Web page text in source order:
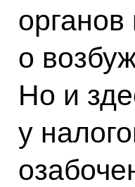
о
Но и
у